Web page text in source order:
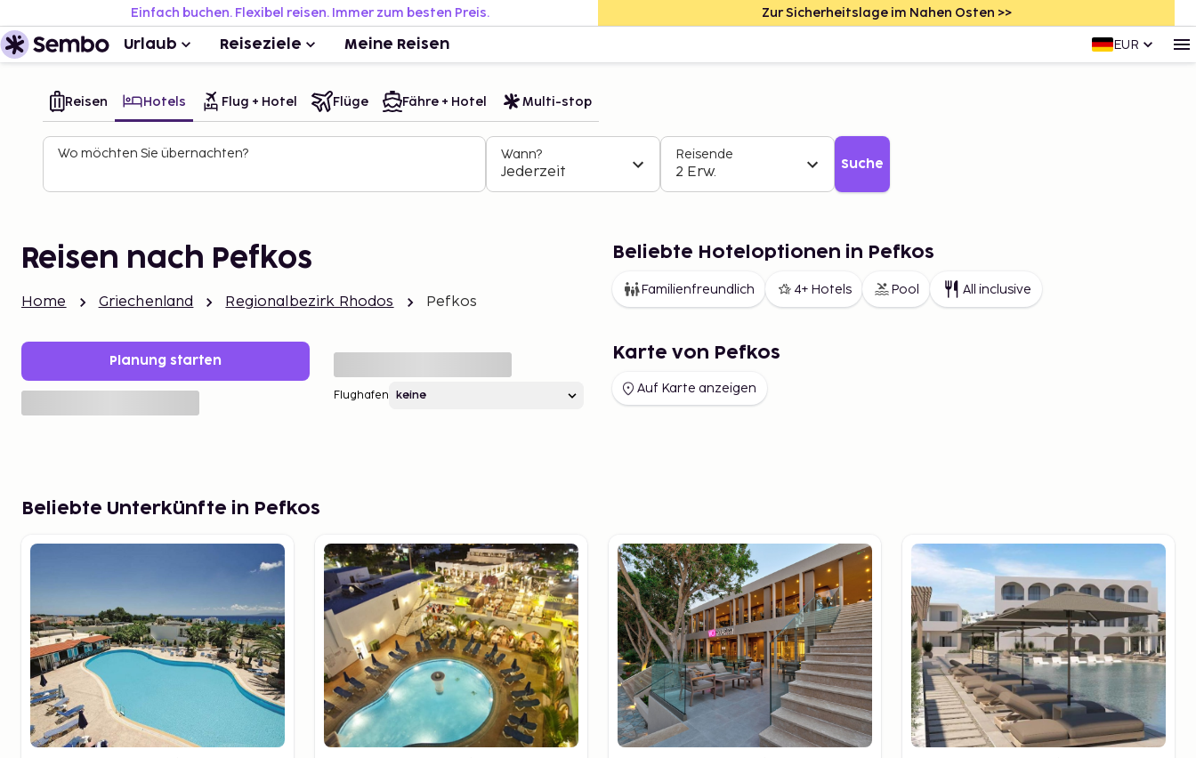
Einfach buchen. Flexibel reisen. Immer zum besten Preis. Zur Sicherheitslage im Nahen Osten >>
Urlaub Reiseziele Meine Reisen EUR
Reisen Hotels Flug + Hotel Flüge Fähre + Hotel Multi-stop
Wo möchten Sie übernachten? Wann?
Jederzeit
Reisende
2 Erw. Suche
Reisen nach Pefkos
Home Griechenland Regionalbezirk Rhodos Pefkos
Planung starten
Flughafen
Beliebte Hoteloptionen in Pefkos
Familienfreundlich 4+ Hotels Pool All inclusive
Karte von Pefkos
Auf Karte anzeigen
Beliebte Unterkünfte in Pefkos